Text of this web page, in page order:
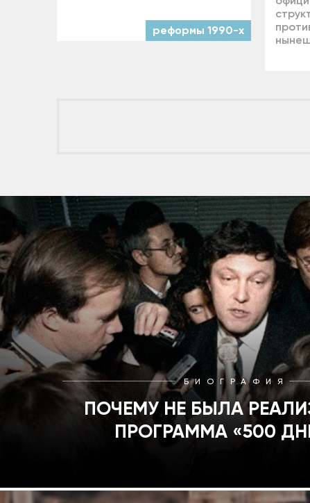
реформы 1990-х
БИОГРАФИЯ
ПОЧЕМУ НЕ БЫЛА
ПРОГРАММА «500